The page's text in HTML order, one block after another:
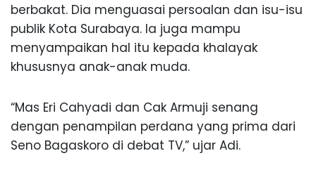
berbakat. Dia menguasai persoalan dan isu-isu
publik Kota Surabaya. Ia juga mampu
menyampaikan hal itu kepada khalayak
khususnya anak-anak muda.
“Mas Eri Cahyadi dan Cak Armuji senang
dengan penampilan perdana yang prima dari
Seno Bagaskoro di debat TV,” ujar Adi.